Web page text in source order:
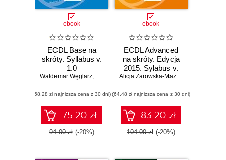
ebook
ECDL Base na
skróty. Syllabus v.
1.0
Waldemar Węglarz, Alicja Żarowska-Mazur
(58,28 zł najniższa cena z 30 dni)
75.20 zł
94.00 zł (-20%)
ebook
ECDL Advanced
na skróty. Edycja
2015. Sylabus v.
2.0
Alicja Żarowska-Mazur,
(64,48 zł najniższa cena z 30 dni)
83.20 zł
104.00 zł (-20%)